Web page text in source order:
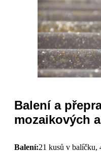
Balení a
mozaikových
Balení:21 kusů v balíčku,